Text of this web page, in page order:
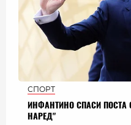
СПОРТ
ИНФАНТИНО СПАСИ ПОСТА
НАРЕД"